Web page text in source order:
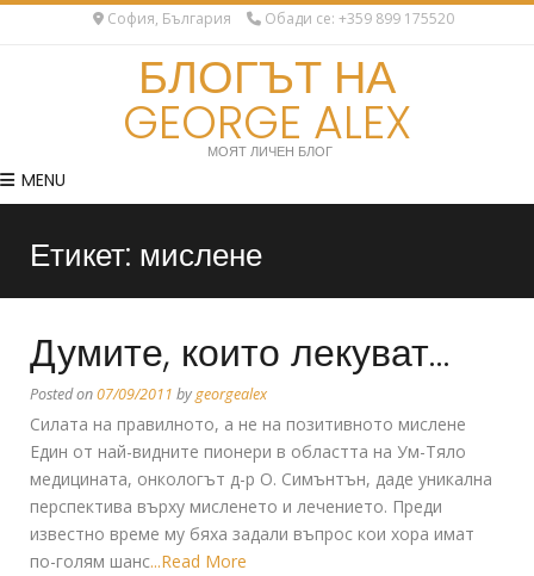
София, България Обади се: +359 899 175520
БЛОГЪТ НА
GEORGE ALEX
МОЯТ ЛИЧЕН БЛОГ
MENU
Етикет: мислене
Думите, които лекуват…
Posted on07/09/2011 bygeorgealex
Силата на правилното, а не на позитивното мислене
Един от най-видните пионери в областта на Ум-Тяло
медицината, онкологът д-р О. Симънтън, даде уникална
перспектива върху мисленето и лечението. Преди
известно време му бяха задали въпрос кои хора имат
по-голям шанс...Read More